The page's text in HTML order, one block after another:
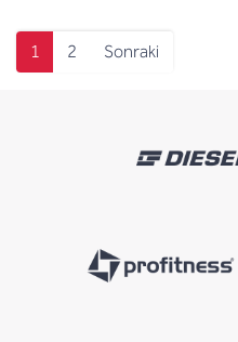
1 2 Sonraki